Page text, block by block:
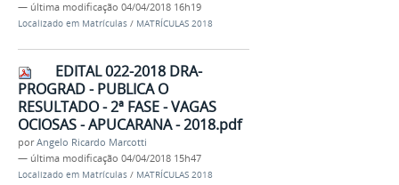
— última modificação 04/04/2018 16h19
Localizado em Matrículas / MATRÍCULAS 2018
EDITAL 022-2018 DRA-
PROGRAD - PUBLICA O
RESULTADO - 2ª FASE - VAGAS
OCIOSAS - APUCARANA - 2018.pdf
porAngelo Ricardo Marcotti
— última modificação 04/04/2018 15h47
Localizado em Matrículas / MATRÍCULAS 2018